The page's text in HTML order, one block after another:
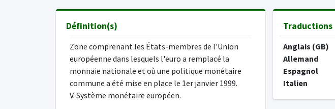
Définition(s)
Zone comprenant les États-membres de l'Union
européenne dans lesquels l'euro a remplacé la
monnaie nationale et où une politique monétaire
commune a été mise en place le 1er janvier 1999.
V. Système monétaire européen.
Traductions
Anglais (GB)
Allemand
Espagnol
Italien